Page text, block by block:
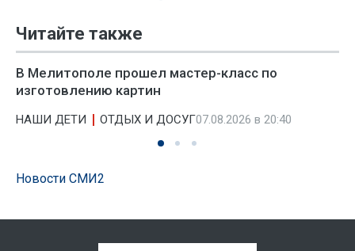
Читайте также
В Мелитополе прошел мастер-класс по
изготовлению картин
НАШИ ДЕТИ ОТДЫХ И ДОСУГ07.08.2026 в 20:40
Новости СМИ2